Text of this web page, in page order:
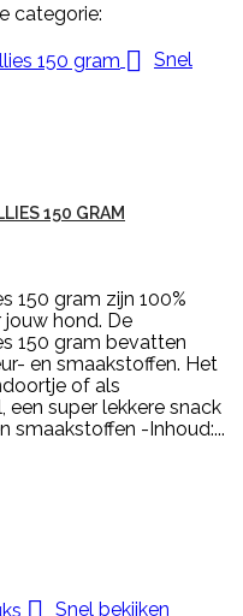
categorie:
 Snel
150 GRAM
150 gram zijn 100%
hond. De
150 gram bevatten
en smaakstoffen. Het
of als
een super lekkere snack
smaakstoffen -Inhoud:...
Snel bekijken